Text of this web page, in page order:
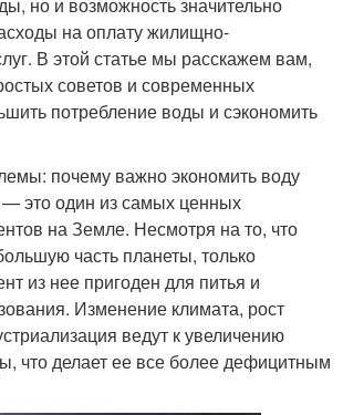
на оплату жилищно-
В этой статье мы расскажем вам,
советов и современных
потребление воды и сэкономить
почему важно экономить воду
это один из самых ценных
на Земле. Несмотря на то, что
часть планеты, только
из нее пригоден для питья и
Изменение климата, рост
ведут к увеличению
что делает ее все более дефицитным